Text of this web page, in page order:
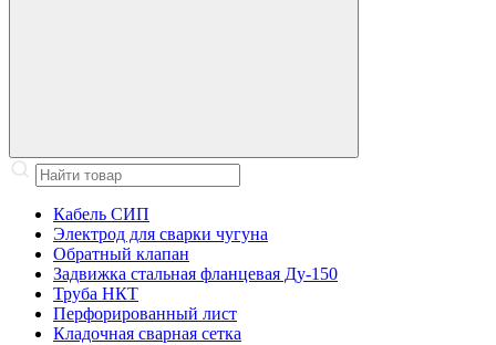
Кабель СИП
Электрод для сварки чугуна
Обратный клапан
Задвижка стальная фланцевая Ду-150
Труба НКТ
Перфорированный лист
Кладочная сварная сетка